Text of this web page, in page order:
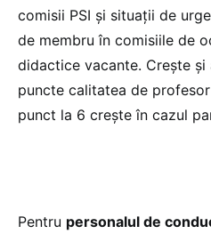
comisii PSI și situații de
de membru în comisiile de
didactice vacante. Crește
puncte calitatea de
punct la 6 crește în cazul
Pentru personalul de